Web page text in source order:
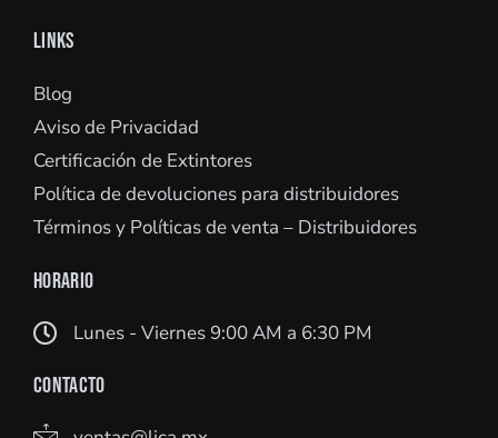
LINKS
Blog
Aviso de Privacidad
Certificación de Extintores
Política de devoluciones para distribuidores
Términos y Políticas de venta – Distribuidores
HORARIO
Lunes - Viernes 9:00 AM a 6:30 PM
CONTACTO